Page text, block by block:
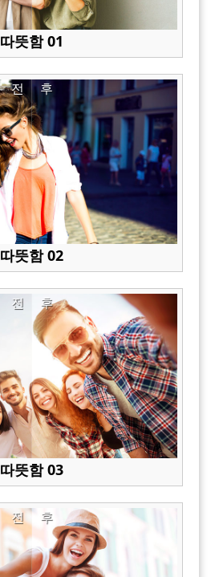
따뜻함 01
후
전
따뜻함 02
후
전
따뜻함 03
후
전